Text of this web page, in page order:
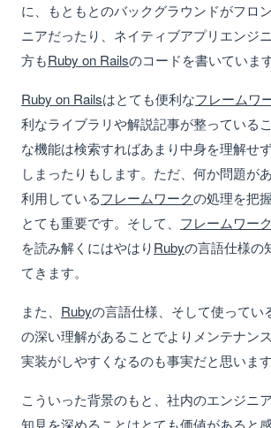
に、もともとのバックグラウンドがフロ
ニアだったり、ネイティブアプリエンジ
方もRuby on Railsのコードを書いています
Ruby on Railsはとても便利なフレームワ
利なライブラリや解説記事が整っている
な機能は検索すればあまり中身を理解せ
しまったりもします。ただ、何か問題が
利用しているフレームワークの処理を把
とても重要です。そして、 フレームワーク
を読み解くにはやはりRubyの言語仕様の
てきます。
また、 Rubyの言語仕様、そして使ってい
の深い理解があることでよりメンテナン
実装がしやすくなるのも事実だと思います
こういった背景のもと、社内のエンジニ
知見を深めることはとても価値があると